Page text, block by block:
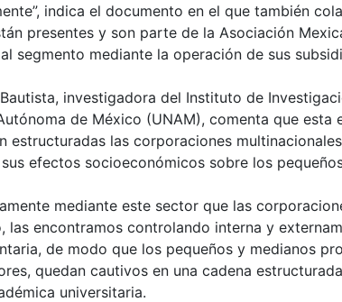
indica el documento en el que también
presentes y son parte de la Asociación
segmento mediante la operación de sus
investigadora del Instituto de
de México (UNAM), comenta que esta
estructuradas las corporaciones
efectos socioeconómicos sobre los
mediante este sector que las
las encontramos controlando interna y
de modo que los pequeños y medianos
quedan cautivos en una cadena
universitaria.